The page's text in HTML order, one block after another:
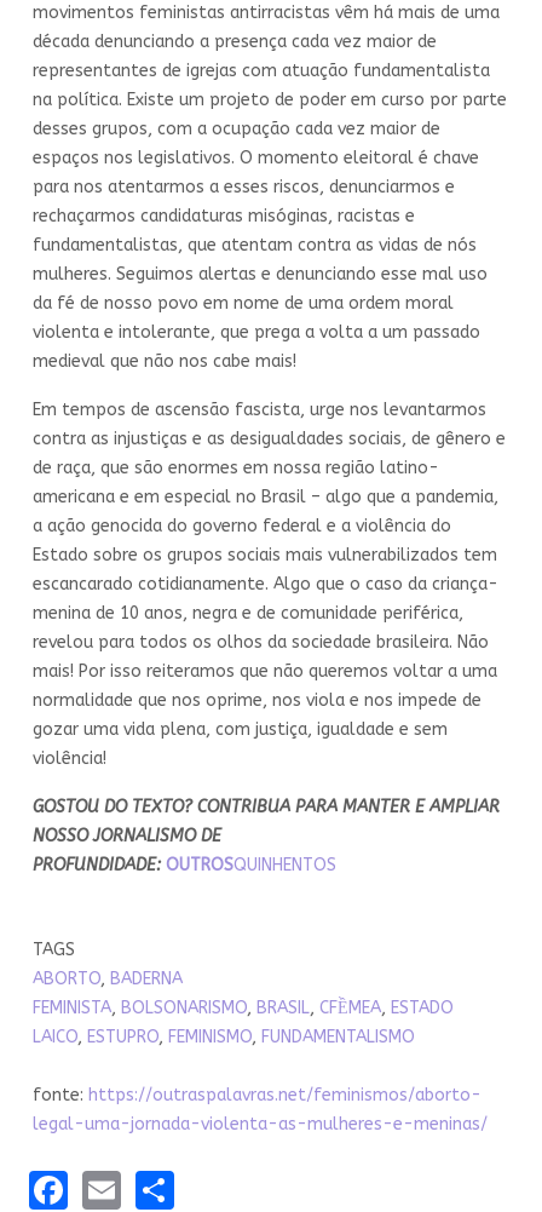
movimentos feministas antirracistas vêm há mais de uma
década denunciando a presença cada vez maior de
representantes de igrejas com atuação fundamentalista
na política. Existe um projeto de poder em curso por parte
desses grupos, com a ocupação cada vez maior de
espaços nos legislativos. O momento eleitoral é chave
para nos atentarmos a esses riscos, denunciarmos e
rechaçarmos candidaturas misóginas, racistas e
fundamentalistas, que atentam contra as vidas de nós
mulheres. Seguimos alertas e denunciando esse mal uso
da fé de nosso povo em nome de uma ordem moral
violenta e intolerante, que prega a volta a um passado
medieval que não nos cabe mais!
Em tempos de ascensão fascista, urge nos levantarmos
contra as injustiças e as desigualdades sociais, de gênero e
de raça, que são enormes em nossa região latino-
americana e em especial no Brasil – algo que a pandemia,
a ação genocida do governo federal e a violência do
Estado sobre os grupos sociais mais vulnerabilizados tem
escancarado cotidianamente. Algo que o caso da criança-
menina de 10 anos, negra e de comunidade periférica,
revelou para todos os olhos da sociedade brasileira. Não
mais! Por isso reiteramos que não queremos voltar a uma
normalidade que nos oprime, nos viola e nos impede de
gozar uma vida plena, com justiça, igualdade e sem
violência!
GOSTOU DO TEXTO? CONTRIBUA PARA MANTER E AMPLIAR
NOSSO JORNALISMO DE
PROFUNDIDADE: OUTROSQUINHENTOS
TAGS
ABORTO, BADERNA
FEMINISTA, BOLSONARISMO, BRASIL, CFỀMEA, ESTADO
LAICO, ESTUPRO, FEMINISMO, FUNDAMENTALISMO
fonte: https://outraspalavras.net/feminismos/aborto-
legal-uma-jornada-violenta-as-mulheres-e-meninas/
Facebook
EmailShare